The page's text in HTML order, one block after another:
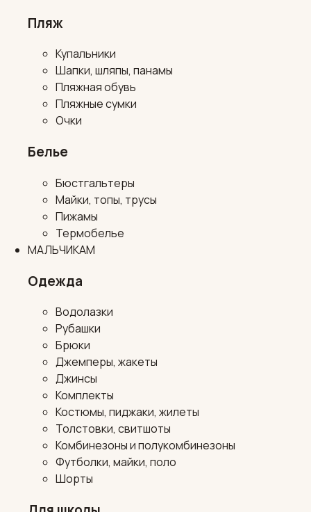
Пляж
Купальники
Шапки, шляпы, панамы
Пляжная обувь
Пляжные сумки
Очки
Белье
Бюстгальтеры
Майки, топы, трусы
Пижамы
Термобелье
МАЛЬЧИКАМ
Одежда
Водолазки
Рубашки
Брюки
Джемперы, жакеты
Джинсы
Комплекты
Костюмы, пиджаки, жилеты
Толстовки, свитшоты
Комбинезоны и полукомбинезоны
Футболки, майки, поло
Шорты